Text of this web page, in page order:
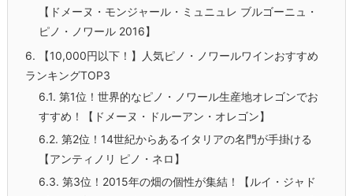
【ドメーヌ・モンジャール・ミュニュレ ブルゴーニュ・
ピノ・ノワール 2016】
6. 【10,000円以下！】人気ピノ・ノワールワインおすすめ
ランキングTOP3
6.1. 第1位！世界的なピノ・ノワール生産地オレゴンでお
すすめ！【ドメーヌ・ドルーアン・オレゴン】
6.2. 第2位！14世紀からあるイタリアの名門が手掛ける
【アンティノリ ピノ・ネロ】
6.3. 第3位！2015年の畑の個性が集結！【ルイ・ジャド